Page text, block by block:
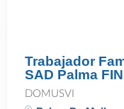
Trabajador
SAD Palma
DOMUSVI